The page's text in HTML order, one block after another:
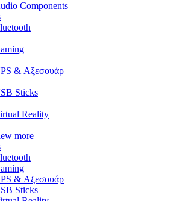
Components
& Αξεσουάρ
Sticks
Reality
more
& Αξεσουάρ
Sticks